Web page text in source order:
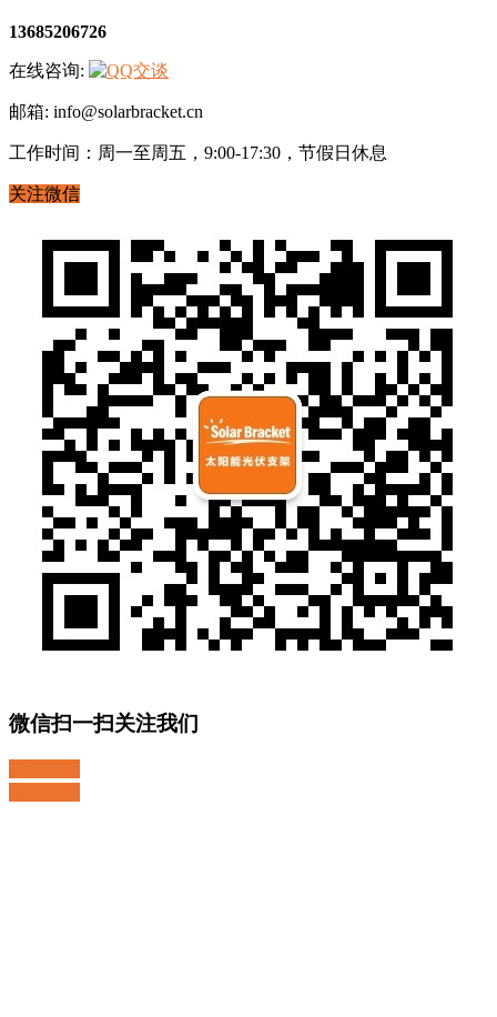
13685206726
在线咨询:
邮箱: info@solarbracket.cn
工作时间：周一至周五，9:00-17:30，节假日休息
关注微信
微信扫一扫关注我们